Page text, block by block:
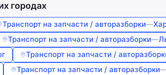
городах
Транспорт на запчасти / авторазборки—
Транспорт на запчасти / авторазборки—
Транспорт на запчасти /
Транспорт на запчасти / авторазборки